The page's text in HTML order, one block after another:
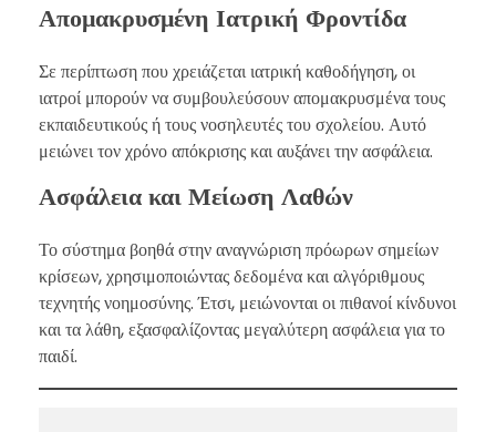
Απομακρυσμένη Ιατρική Φροντίδα
Σε περίπτωση που χρειάζεται ιατρική καθοδήγηση, οι
ιατροί μπορούν να συμβουλεύσουν απομακρυσμένα τους
εκπαιδευτικούς ή τους νοσηλευτές του σχολείου. Αυτό
μειώνει τον χρόνο απόκρισης και αυξάνει την ασφάλεια.
Ασφάλεια και Μείωση Λαθών
Το σύστημα βοηθά στην αναγνώριση πρόωρων σημείων
κρίσεων, χρησιμοποιώντας δεδομένα και αλγόριθμους
τεχνητής νοημοσύνης. Έτσι, μειώνονται οι πιθανοί κίνδυνοι
και τα λάθη, εξασφαλίζοντας μεγαλύτερη ασφάλεια για το
παιδί.